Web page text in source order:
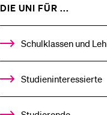
DIE UNI FÜR ...
%1$S
Schulklassen und
Studieninteressierte